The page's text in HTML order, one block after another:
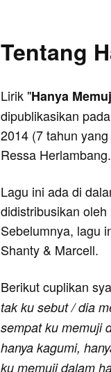
Tentang
Lirik "Hanya
dipublikasikan
2014 (7 tahun
Ressa Herlambang.
Lagu ini ada di
didistribusikan
Sebelumnya, lagu
Shanty & Marcell.
Berikut cuplikan
tak ku sebut / dia
sempat ku memuji
hanya kagumi,
ku memuji dalam